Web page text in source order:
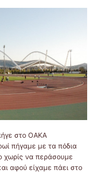
στο ΟΑΚΑ
πήγαμε με τα πόδια
να περάσουμε
αφού είχαμε πάει στο